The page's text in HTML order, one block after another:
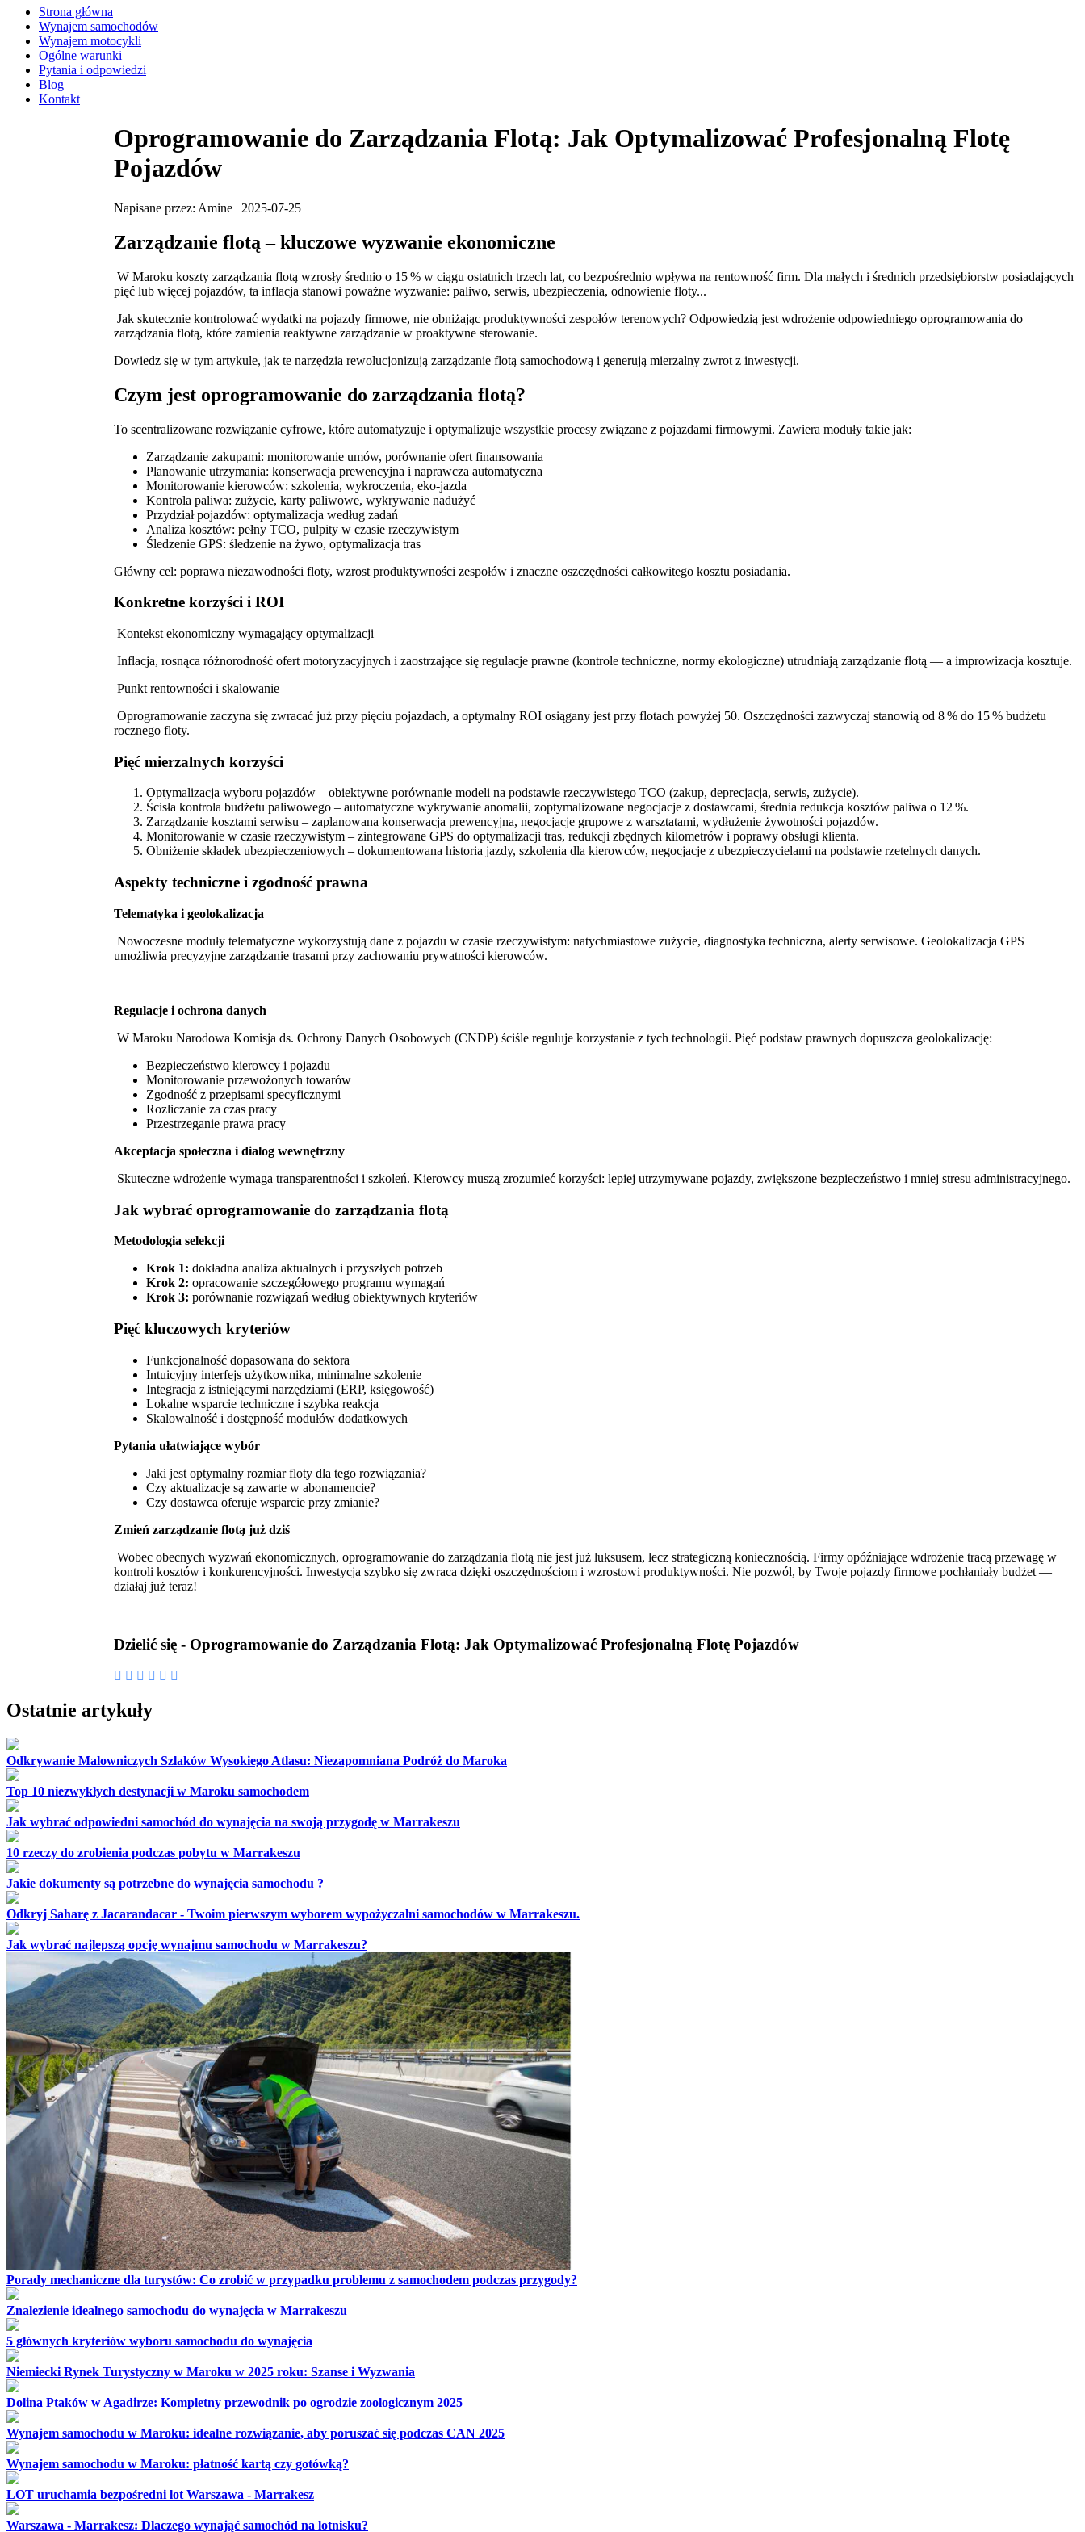
Strona główna
Wynajem samochodów
Wynajem motocykli
Ogólne warunki
Pytania i odpowiedzi
Blog
Kontakt
Oprogramowanie do Zarządzania Flotą: Jak Optymalizować Profesjonalną Flotę
Pojazdów
Napisane przez: Amine | 2025-07-25
Zarządzanie flotą – kluczowe wyzwanie ekonomiczne
W Maroku koszty zarządzania flotą wzrosły średnio o 15 % w ciągu ostatnich trzech lat, co bezpośrednio wpływa na rentowność firm. Dla małych i średnich przedsiębiorstw posiadających
pięć lub więcej pojazdów, ta inflacja stanowi poważne wyzwanie: paliwo, serwis, ubezpieczenia, odnowienie floty...
Jak skutecznie kontrolować wydatki na pojazdy firmowe, nie obniżając produktywności zespołów terenowych? Odpowiedzią jest wdrożenie odpowiedniego oprogramowania do
zarządzania flotą, które zamienia reaktywne zarządzanie w proaktywne sterowanie.
Dowiedz się w tym artykule, jak te narzędzia rewolucjonizują zarządzanie flotą samochodową i generują mierzalny zwrot z inwestycji.
Czym jest oprogramowanie do zarządzania flotą?
To scentralizowane rozwiązanie cyfrowe, które automatyzuje i optymalizuje wszystkie procesy związane z pojazdami firmowymi. Zawiera moduły takie jak:
Zarządzanie zakupami: monitorowanie umów, porównanie ofert finansowania
Planowanie utrzymania: konserwacja prewencyjna i naprawcza automatyczna
Monitorowanie kierowców: szkolenia, wykroczenia, eko‑jazda
Kontrola paliwa: zużycie, karty paliwowe, wykrywanie nadużyć
Przydział pojazdów: optymalizacja według zadań
Analiza kosztów: pełny TCO, pulpity w czasie rzeczywistym
Śledzenie GPS: śledzenie na żywo, optymalizacja tras
Główny cel: poprawa niezawodności floty, wzrost produktywności zespołów i znaczne oszczędności całkowitego kosztu posiadania.
Konkretne korzyści i ROI
Kontekst ekonomiczny wymagający optymalizacji
Inflacja, rosnąca różnorodność ofert motoryzacyjnych i zaostrzające się regulacje prawne (kontrole techniczne, normy ekologiczne) utrudniają zarządzanie flotą — a improwizacja kosztuje.
Punkt rentowności i skalowanie
Oprogramowanie zaczyna się zwracać już przy pięciu pojazdach, a optymalny ROI osiągany jest przy flotach powyżej 50. Oszczędności zazwyczaj stanowią od 8 % do 15 % budżetu
rocznego floty.
Pięć mierzalnych korzyści
Optymalizacja wyboru pojazdów – obiektywne porównanie modeli na podstawie rzeczywistego TCO (zakup, deprecjacja, serwis, zużycie).
Ścisła kontrola budżetu paliwowego – automatyczne wykrywanie anomalii, zoptymalizowane negocjacje z dostawcami, średnia redukcja kosztów paliwa o 12 %.
Zarządzanie kosztami serwisu – zaplanowana konserwacja prewencyjna, negocjacje grupowe z warsztatami, wydłużenie żywotności pojazdów.
Monitorowanie w czasie rzeczywistym – zintegrowane GPS do optymalizacji tras, redukcji zbędnych kilometrów i poprawy obsługi klienta.
Obniżenie składek ubezpieczeniowych – dokumentowana historia jazdy, szkolenia dla kierowców, negocjacje z ubezpieczycielami na podstawie rzetelnych danych.
Aspekty techniczne i zgodność prawna
Telematyka i geolokalizacja
Nowoczesne moduły telematyczne wykorzystują dane z pojazdu w czasie rzeczywistym: natychmiastowe zużycie, diagnostyka techniczna, alerty serwisowe. Geolokalizacja GPS
umożliwia precyzyjne zarządzanie trasami przy zachowaniu prywatności kierowców.
Regulacje i ochrona danych
W Maroku Narodowa Komisja ds. Ochrony Danych Osobowych (CNDP) ściśle reguluje korzystanie z tych technologii. Pięć podstaw prawnych dopuszcza geolokalizację:
Bezpieczeństwo kierowcy i pojazdu
Monitorowanie przewożonych towarów
Zgodność z przepisami specyficznymi
Rozliczanie za czas pracy
Przestrzeganie prawa pracy
Akceptacja społeczna i dialog wewnętrzny
Skuteczne wdrożenie wymaga transparentności i szkoleń. Kierowcy muszą zrozumieć korzyści: lepiej utrzymywane pojazdy, zwiększone bezpieczeństwo i mniej stresu administracyjnego.
Jak wybrać oprogramowanie do zarządzania flotą
Metodologia selekcji
Krok 1: dokładna analiza aktualnych i przyszłych potrzeb
Krok 2: opracowanie szczegółowego programu wymagań
Krok 3: porównanie rozwiązań według obiektywnych kryteriów
Pięć kluczowych kryteriów
Funkcjonalność dopasowana do sektora
Intuicyjny interfejs użytkownika, minimalne szkolenie
Integracja z istniejącymi narzędziami (ERP, księgowość)
Lokalne wsparcie techniczne i szybka reakcja
Skalowalność i dostępność modułów dodatkowych
Pytania ułatwiające wybór
Jaki jest optymalny rozmiar floty dla tego rozwiązania?
Czy aktualizacje są zawarte w abonamencie?
Czy dostawca oferuje wsparcie przy zmianie?
Zmień zarządzanie flotą już dziś
Wobec obecnych wyzwań ekonomicznych, oprogramowanie do zarządzania flotą nie jest już luksusem, lecz strategiczną koniecznością. Firmy opóźniające wdrożenie tracą przewagę w
kontroli kosztów i konkurencyjności. Inwestycja szybko się zwraca dzięki oszczędnościom i wzrostowi produktywności. Nie pozwól, by Twoje pojazdy firmowe pochłaniały budżet —
działaj już teraz!
Dzielić się - Oprogramowanie do Zarządzania Flotą: Jak Optymalizować Profesjonalną Flotę Pojazdów
Ostatnie artykuły
Odkrywanie Malowniczych Szlaków Wysokiego Atlasu: Niezapomniana Podróż do Maroka
Top 10 niezwykłych destynacji w Maroku samochodem
Jak wybrać odpowiedni samochód do wynajęcia na swoją przygodę w Marrakeszu
10 rzeczy do zrobienia podczas pobytu w Marrakeszu
Jakie dokumenty są potrzebne do wynajęcia samochodu ?
Odkryj Saharę z Jacarandacar - Twoim pierwszym wyborem wypożyczalni samochodów w Marrakeszu.
Jak wybrać najlepszą opcję wynajmu samochodu w Marrakeszu?
Porady mechaniczne dla turystów: Co zrobić w przypadku problemu z samochodem podczas przygody?
Znalezienie idealnego samochodu do wynajęcia w Marrakeszu
5 głównych kryteriów wyboru samochodu do wynajęcia
Niemiecki Rynek Turystyczny w Maroku w 2025 roku: Szanse i Wyzwania
Dolina Ptaków w Agadirze: Kompletny przewodnik po ogrodzie zoologicznym 2025
Wynajem samochodu w Maroku: idealne rozwiązanie, aby poruszać się podczas CAN 2025
Wynajem samochodu w Maroku: płatność kartą czy gotówką?
LOT uruchamia bezpośredni lot Warszawa - Marrakesz
Warszawa - Marrakesz: Dlaczego wynająć samochód na lotnisku?